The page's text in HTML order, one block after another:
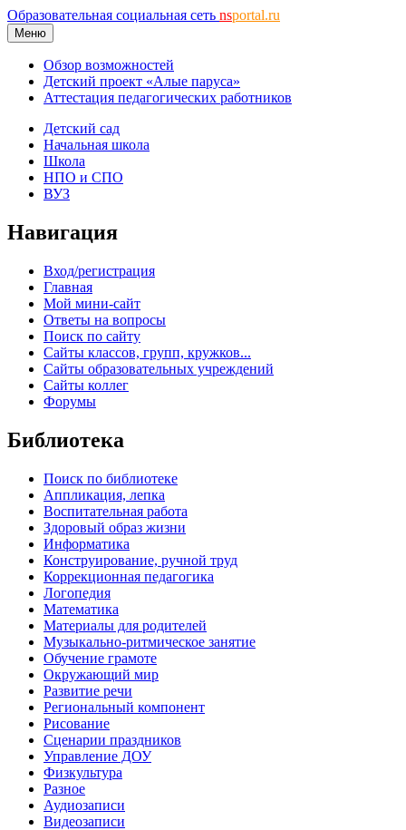
Образовательная социальная сеть nsportal.ru
Меню
Обзор возможностей
Детский проект «Алые паруса»
Аттестация педагогических работников
Детский сад
Начальная школа
Школа
НПО и СПО
ВУЗ
Навигация
Вход/регистрация
Главная
Мой мини-сайт
Ответы на вопросы
Поиск по сайту
Сайты классов, групп, кружков...
Сайты образовательных учреждений
Сайты коллег
Форумы
Библиотека
Поиск по библиотеке
Аппликация, лепка
Воспитательная работа
Здоровый образ жизни
Информатика
Конструирование, ручной труд
Коррекционная педагогика
Логопедия
Математика
Материалы для родителей
Музыкально-ритмическое занятие
Обучение грамоте
Окружающий мир
Развитие речи
Региональный компонент
Рисование
Сценарии праздников
Управление ДОУ
Физкультура
Разное
Аудиозаписи
Видеозаписи